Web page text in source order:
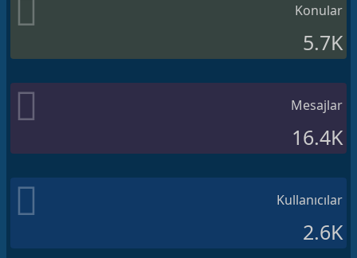
Konular
5.7K
Mesajlar
16.4K
Kullanıcılar
2.6K